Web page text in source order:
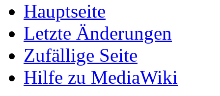
Hauptseite
Letzte Änderungen
Zufällige Seite
Hilfe zu MediaWiki